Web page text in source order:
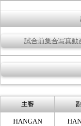
試合前集合写真動
主審
HANGAN